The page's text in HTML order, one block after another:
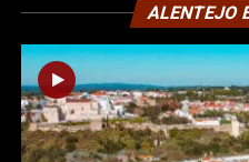
ALENTEJO